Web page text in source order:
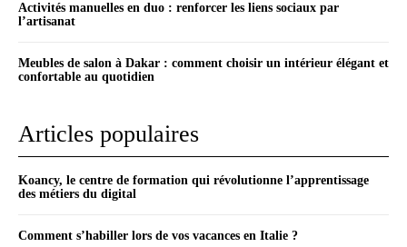
Activités manuelles en duo : renforcer les liens sociaux par
l’artisanat
Meubles de salon à Dakar : comment choisir un intérieur élégant et
confortable au quotidien
Articles populaires
Koancy, le centre de formation qui révolutionne l’apprentissage
des métiers du digital
Comment s’habiller lors de vos vacances en Italie ?